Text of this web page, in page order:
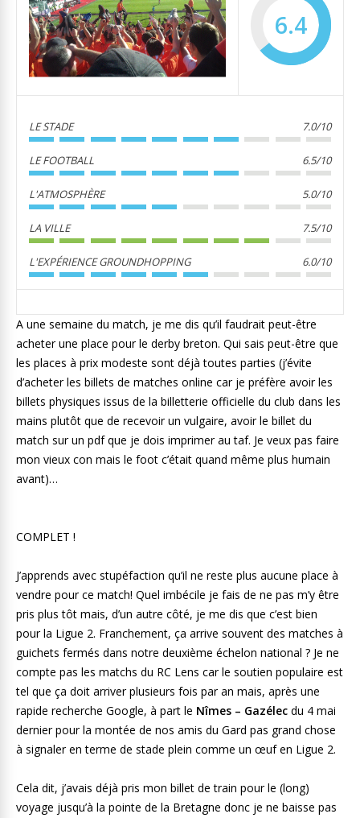
6.4
LE STADE 7.0/10
LE FOOTBALL 6.5/10
L'ATMOSPHÈRE 5.0/10
LA VILLE 7.5/10
L'EXPÉRIENCE GROUNDHOPPING 6.0/10
A une semaine du match, je me dis qu’il faudrait peut-être
acheter une place pour le derby breton. Qui sais peut-être que
les places à prix modeste sont déjà toutes parties (j’évite
d’acheter les billets de matches online car je préfère avoir les
billets physiques issus de la billetterie officielle du club dans les
mains plutôt que de recevoir un vulgaire, avoir le billet du
match sur un pdf que je dois imprimer au taf. Je veux pas faire
mon vieux con mais le foot c’était quand même plus humain
avant)…
COMPLET !
J’apprends avec stupéfaction qu’il ne reste plus aucune place à
vendre pour ce match! Quel imbécile je fais de ne pas m’y être
pris plus tôt mais, d’un autre côté, je me dis que c’est bien
pour la Ligue 2. Franchement, ça arrive souvent des matches à
guichets fermés dans notre deuxième échelon national ? Je ne
compte pas les matchs du RC Lens car le soutien populaire est
tel que ça doit arriver plusieurs fois par an mais, après une
rapide recherche Google, à part le Nîmes – Gazélec du 4 mai
dernier pour la montée de nos amis du Gard pas grand chose
à signaler en terme de stade plein comme un œuf en Ligue 2.
Cela dit, j’avais déjà pris mon billet de train pour le (long)
voyage jusqu’à la pointe de la Bretagne donc je ne baisse pas